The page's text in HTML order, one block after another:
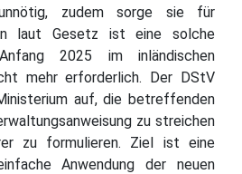
zudem sorge sie für
laut Gesetz ist eine solche
2025 im inländischen
mehr erforderlich. Der DStV
auf, die betreffenden
zu streichen
zu formulieren. Ziel ist eine
Anwendung der neuen